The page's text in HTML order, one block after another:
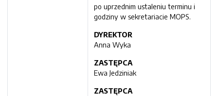
po uprzednim ustaleniu terminu i
godziny w sekretariacie MOPS.
DYREKTOR
Anna Wyka
ZASTĘPCA
Ewa Jedziniak
ZASTĘPCA